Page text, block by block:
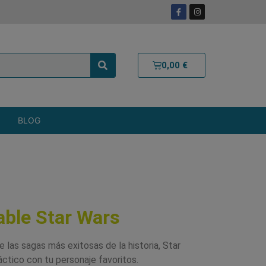
0,00 €
BLOG
Star Wars
las sagas más exitosas de la historia, Star
con tu personaje favoritos.